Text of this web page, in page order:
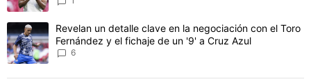
CONVERSACIONES ACTIVAS
Este listado muestra los artículos con más comentarios en los
Un artículo de tendencia con el título "Advertencia para Cruz
Advertencia para Cruz Azul: los puntos que
necesitaría para avanzar en la Leagues Cup